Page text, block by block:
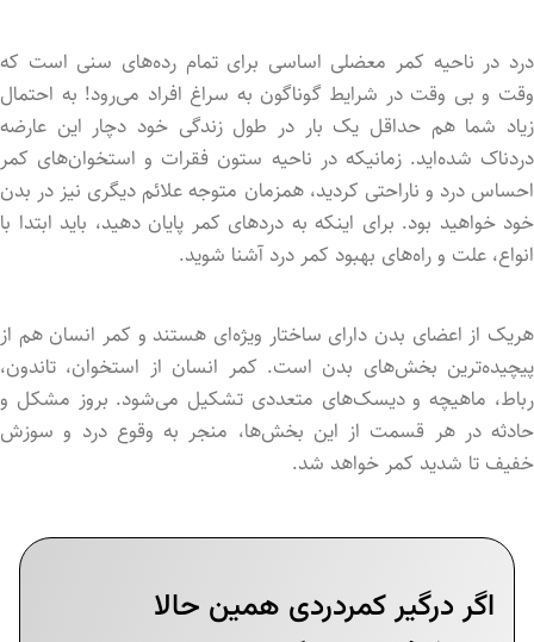
درد در ناحیه کمر معضلی اساسی برای تمام رده‌های سنی است که
وقت و بی وقت در شرایط گوناگون به سراغ افراد می‌رود! به احتمال
زیاد شما هم حداقل یک بار در طول زندگی خود دچار این عارضه
دردناک شده‌اید. زمانی­که در ناحیه ستون فقرات و استخوان‌های کمر
احساس درد و ناراحتی کردید، همزمان متوجه علائم دیگری نیز در بدن
خود خواهید بود. برای اینکه به دردهای کمر پایان دهید، باید ابتدا با
انواع، علت و راه‌های بهبود کمر درد آشنا شوید.
هریک از اعضای بدن دارای ساختار ویژه‌ای هستند و کمر انسان هم از
پیچیده‌ترین بخش‌های بدن است. کمر انسان از استخوان‌، تاندون،
رباط، ماهیچه و دیسک‌های متعددی تشکیل می­‌شود. بروز مشکل و
حادثه در هر قسمت از این بخش‌ها، منجر به وقوع درد و سوزش
خفیف تا شدید کمر خواهد شد.